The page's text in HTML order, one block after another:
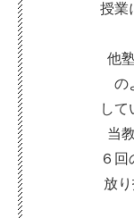
授業
他
の
して
当
６
放